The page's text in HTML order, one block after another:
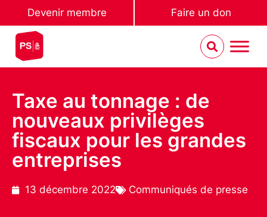
Devenir membre Faire un don
Taxe au tonnage : de
nouveaux privilèges
fiscaux pour les grandes
entreprises
13 décembre 2022 Communiqués de presse